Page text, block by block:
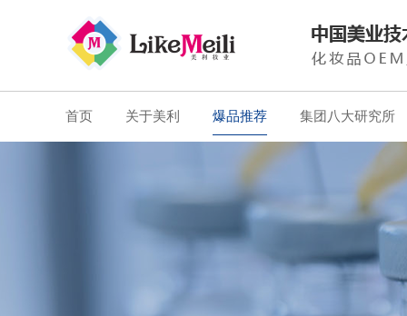
首页 关于美利 爆品推荐 集团八大研究所